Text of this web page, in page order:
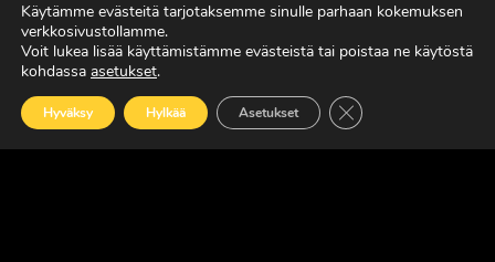
TOUKO KAAKKO VAHVISTAMAAN MATEKON
MYYNTIÄ PIRKANMAALLA
LUE LISÄÄ
Käytämme evästeitä tarjotaksemme sinulle parhaan kokemuksen
verkkosivustollamme.
Voit lukea lisää käyttämistämme evästeistä tai poistaa ne käytöstä
kohdassa asetukset.
Hyväksy Hylkää Asetukset Sulje evästebanneri